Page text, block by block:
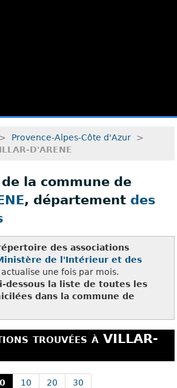
> Provence-Alpes-Côte d'Azur
>
D'ARENE
la commune de
, département des
des associations
de l'Intérieur et des
une fois par mois.
dessous la liste de toutes les
dans la commune de
trouvées à VILLAR-
0 10 20 30